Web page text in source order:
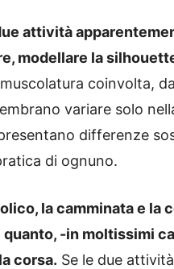
attività
modellare la
coinvolta,
variare solo
differenze
di ognuno.
la camminata e la
-in moltissimi
corsa. Se le due